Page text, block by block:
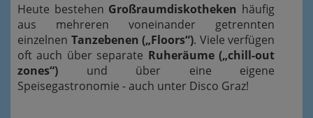
Heute bestehen Großraumdiskotheken häufig
aus mehreren voneinander getrennten
einzelnen Tanzebenen („Floors“). Viele verfügen
oft auch über separate Ruheräume („chill-out
zones“)
und über eine eigene
Speisegastronomie - auch unter Disco Graz!